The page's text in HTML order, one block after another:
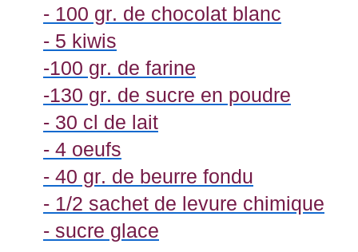
- 100 gr. de chocolat blanc
- 5 kiwis
-100 gr. de farine
-130 gr. de sucre en poudre
- 30 cl de lait
- 4 oeufs
- 40 gr. de beurre fondu
- 1/2 sachet de levure chimique
- sucre glace